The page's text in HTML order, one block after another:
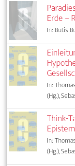
Erde –
In: Butis
In:
(Hg.),
Think-
In:
(Hg.),